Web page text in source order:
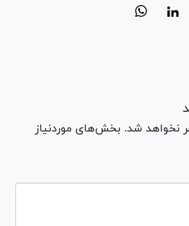
نخواهد شد. بخش‌های موردنیاز